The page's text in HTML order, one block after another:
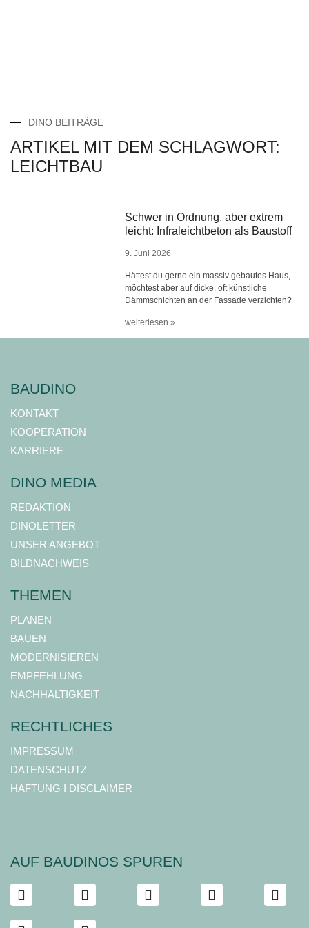
DINO BEITRÄGE
ARTIKEL MIT DEM SCHLAGWORT:
LEICHTBAU
Schwer in Ordnung, aber extrem
leicht: Infraleichtbeton als Baustoff
9. Juni 2026
Hättest du gerne ein massiv gebautes Haus,
möchtest aber auf dicke, oft künstliche
Dämmschichten an der Fassade verzichten?
weiterlesen »
BAUDINO
KONTAKT
KOOPERATION
KARRIERE
DINO MEDIA
REDAKTION
DINOLETTER
UNSER ANGEBOT
BILDNACHWEIS
THEMEN
PLANEN
BAUEN
MODERNISIEREN
EMPFEHLUNG
NACHHALTIGKEIT
RECHTLICHES
IMPRESSUM
DATENSCHUTZ
HAFTUNG I DISCLAIMER
AUF BAUDINOS SPUREN